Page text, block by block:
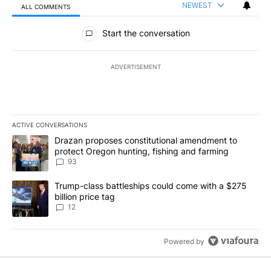
ALL COMMENTS NEWEST
All Comments
Start the conversation
ADVERTISEMENT
ACTIVE CONVERSATIONS
The following is a list of the most commented articles in the last
A trending article titled "Drazan proposes constitutional
Drazan proposes constitutional amendment to
protect Oregon hunting, fishing and farming
93
A trending article titled "Trump-class battleships could come
Trump-class battleships could come with a $275
billion price tag
12
Powered by